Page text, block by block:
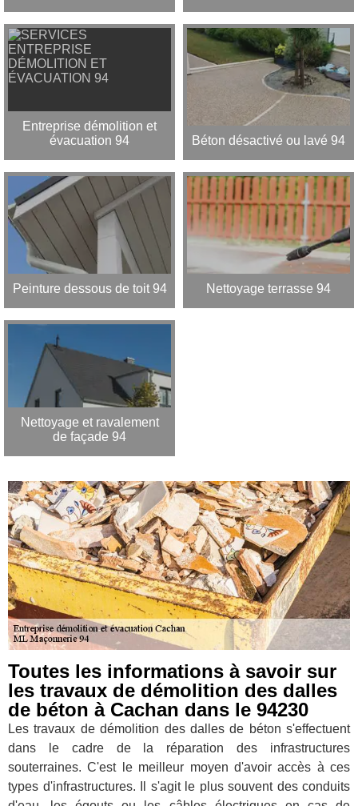
Entreprise démolition et
évacuation 94
Béton désactivé ou lavé 94
Peinture dessous de toit 94 Nettoyage terrasse 94
Nettoyage et ravalement
de façade 94
Toutes les informations à savoir sur
les travaux de démolition des dalles
de béton à Cachan dans le 94230
Les travaux de démolition des dalles de béton s'effectuent
dans le cadre de la réparation des infrastructures
souterraines. C'est le meilleur moyen d'avoir accès à ces
types d'infrastructures. Il s'agit le plus souvent des conduits